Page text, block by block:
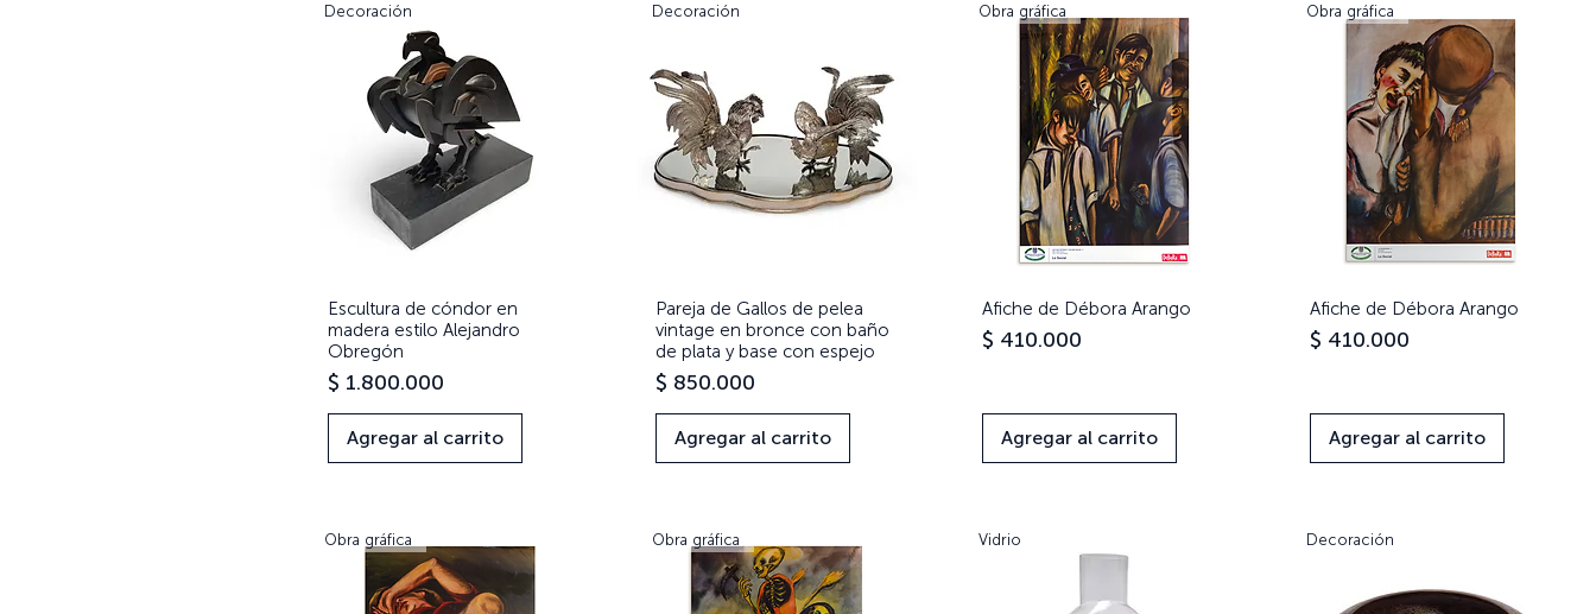
Vista rápida
Decoración
Escultura de cóndor en
madera estilo Alejandro
Obregón
Precio
$ 1.800.000
Agregar al carrito
Vista rápida
Decoración
Pareja de Gallos de pelea
vintage en bronce con baño
de plata y base con espejo
Precio
$ 850.000
Agregar al carrito
Vista rápida
Obra gráfica
Afiche de Débora Arango
Precio
$ 410.000
Agregar al carrito
Vista rápida
Obra gráfica
Afiche de Débora Arango
Precio
$ 410.000
Agregar al carrito
Obra gráfica Obra gráfica Vidrio Decoración